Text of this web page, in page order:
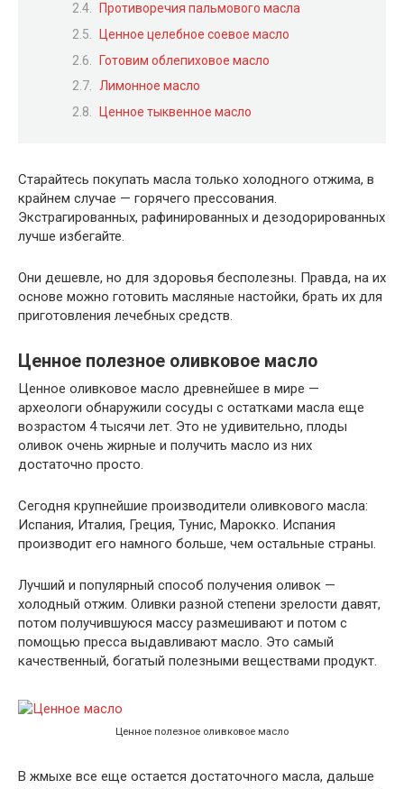
Противоречия пальмового масла
Ценное целебное соевое масло
Готовим облепиховое масло
Лимонное масло
Ценное тыквенное масло
Старайтесь покупать масла только холодного отжима, в
крайнем случае — горячего прессования.
Экстрагированных, рафинированных и дезодорированных
лучше избегайте.
Они дешевле, но для здоровья бесполезны. Правда, на их
основе можно готовить масляные настойки, брать их для
приготовления лечебных средств.
Ценное полезное оливковое масло
Ценное оливковое масло древнейшее в мире —
археологи обнаружили сосуды с остатками масла еще
возрастом 4 тысячи лет. Это не удивительно, плоды
оливок очень жирные и получить масло из них
достаточно просто.
Сегодня крупнейшие производители оливкового масла:
Испания, Италия, Греция, Тунис, Марокко. Испания
производит его намного больше, чем остальные страны.
Лучший и популярный способ получения оливок —
холодный отжим. Оливки разной степени зрелости давят,
потом получившуюся массу размешивают и потом с
помощью пресса выдавливают масло. Это самый
качественный, богатый полезными веществами продукт.
Ценное полезное оливковое масло
В жмыхе все еще остается достаточного масла, дальше